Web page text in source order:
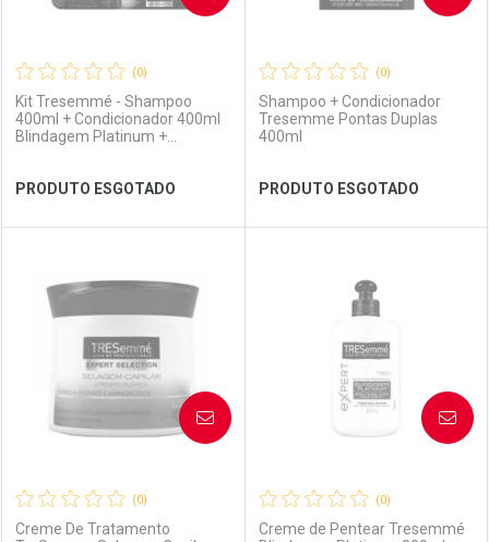
Ver Desconto Convênio Ver Desconto Convênio
(0)
Kit Tresemmé - Shampoo
400ml + Condicionador 400ml
Blindagem Platinum +
PRODUTO ESGOTADO
Laboratório
Por Menos
(0)
Shampoo + Condicionador
Tresemme Pontas Duplas
400ml
PRODUTO ESGOTADO
Laboratório
Por Menos
(0)
Creme De Tratamento
AVISE-ME
(0)
Creme de Pentear Tresemmé
AVISE-ME